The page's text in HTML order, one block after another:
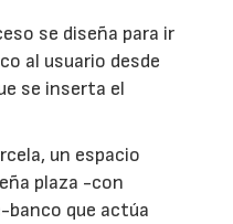
se diseña para ir
al usuario desde
se inserta el
un espacio
plaza -con
que actúa